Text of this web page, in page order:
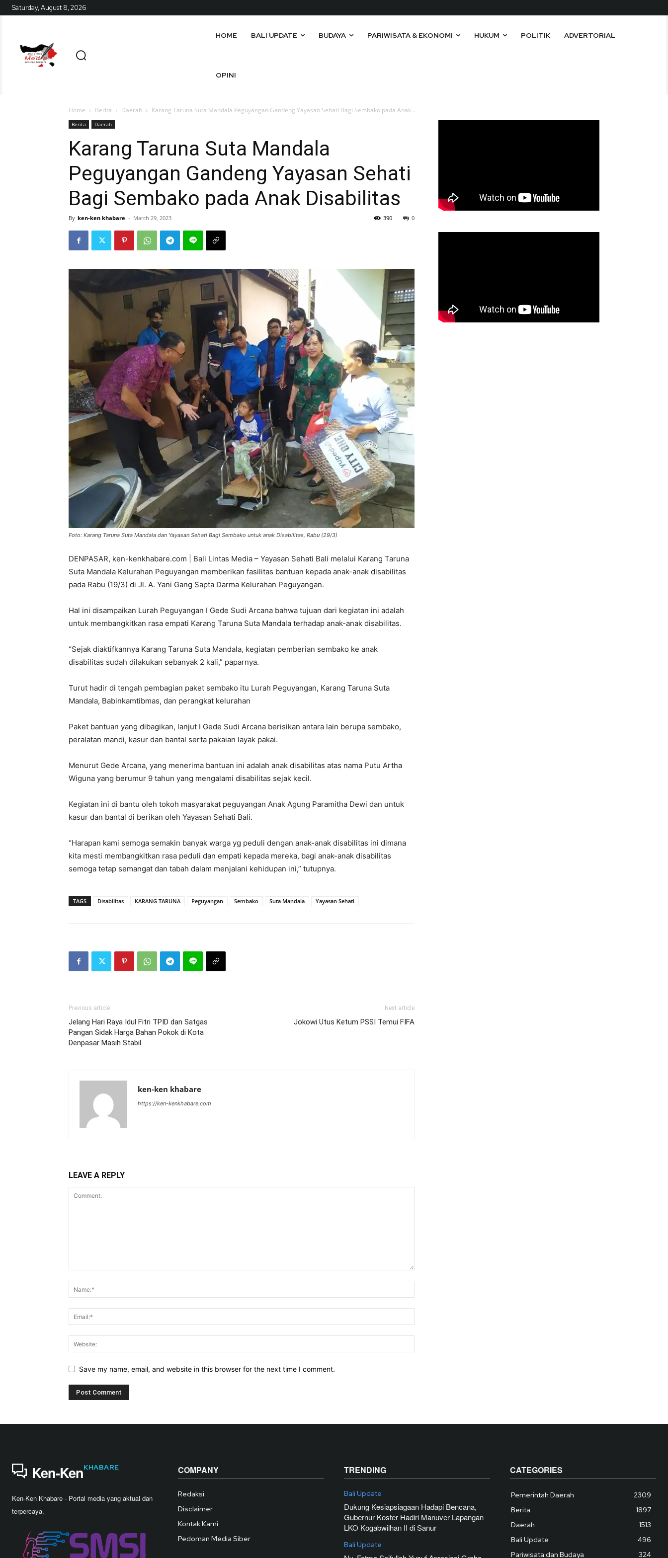
Saturday, August 8, 2026
HOME BALI UPDATE BUDAYA PARIWISATA & EKONOMI HUKUM POLITIK ADVERTORIAL
OPINI
Home Berita Daerah Karang Taruna Suta Mandala Peguyangan Gandeng Yayasan Sehati Bagi Sembako pada Anak...
Berita Daerah
Karang Taruna Suta Mandala
Peguyangan Gandeng Yayasan Sehati
Bagi Sembako pada Anak Disabilitas
By ken-ken khabare - March 29, 2023 0
390
Foto: Karang Taruna Suta Mandala dan Yayasan Sehati Bagi Sembako untuk anak Disabilitas, Rabu (29/3)
DENPASAR, ken-kenkhabare.com | Bali Lintas Media – Yayasan Sehati Bali melalui Karang Taruna
Suta Mandala Kelurahan Peguyangan memberikan fasilitas bantuan kepada anak-anak disabilitas
pada Rabu (19/3) di Jl. A. Yani Gang Sapta Darma Kelurahan Peguyangan.
Hal ini disampaikan Lurah Peguyangan I Gede Sudi Arcana bahwa tujuan dari kegiatan ini adalah
untuk membangkitkan rasa empati Karang Taruna Suta Mandala terhadap anak-anak disabilitas.
“Sejak diaktifkannya Karang Taruna Suta Mandala, kegiatan pemberian sembako ke anak
disabilitas sudah dilakukan sebanyak 2 kali,” paparnya.
Turut hadir di tengah pembagian paket sembako itu Lurah Peguyangan, Karang Taruna Suta
Mandala, Babinkamtibmas, dan perangkat kelurahan
Paket bantuan yang dibagikan, lanjut I Gede Sudi Arcana berisikan antara lain berupa sembako,
peralatan mandi, kasur dan bantal serta pakaian layak pakai.
Menurut Gede Arcana, yang menerima bantuan ini adalah anak disabilitas atas nama Putu Artha
Wiguna yang berumur 9 tahun yang mengalami disabilitas sejak kecil.
Kegiatan ini di bantu oleh tokoh masyarakat peguyangan Anak Agung Paramitha Dewi dan untuk
kasur dan bantal di berikan oleh Yayasan Sehati Bali.
“Harapan kami semoga semakin banyak warga yg peduli dengan anak-anak disabilitas ini dimana
kita mesti membangkitkan rasa peduli dan empati kepada mereka, bagi anak-anak disabilitas
semoga tetap semangat dan tabah dalam menjalani kehidupan ini,” tutupnya.
TAGS Disabilitas KARANG TARUNA Peguyangan Sembako Suta Mandala Yayasan Sehati
Previous article
Jelang Hari Raya Idul Fitri TPID dan Satgas
Pangan Sidak Harga Bahan Pokok di Kota
Denpasar Masih Stabil
Next article
Jokowi Utus Ketum PSSI Temui FIFA
ken-ken khabare
https://ken-kenkhabare.com
LEAVE A REPLY
Save my name, email, and website in this browser for the next time I comment.
Ken-KenKHABARE
Ken-Ken Khabare - Portal media yang aktual dan
terpercaya.
COMPANY
Redaksi
Disclaimer
Kontak Kami
Pedoman Media Siber
TRENDING
Bali Update
Dukung Kesiapsiagaan Hadapi Bencana,
Gubernur Koster Hadiri Manuver Lapangan
LKO Kogabwilhan II di Sanur
Bali Update
CATEGORIES
Pemerintah Daerah
2309
Berita
1897
Daerah
1513
Bali Update
496
Pariwisata dan Budaya
324